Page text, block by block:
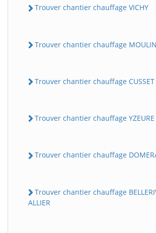
Trouver chantier chauffage VICHY
Trouver chantier chauffage
Trouver chantier chauffage CUSSET
Trouver chantier chauffage YZEURE
Trouver chantier chauffage
Trouver chantier chauffage
ALLIER